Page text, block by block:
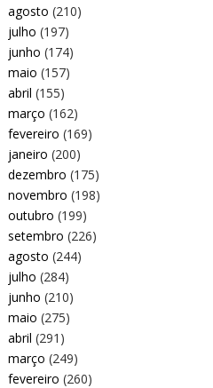
agosto (210)
julho (197)
junho (174)
maio (157)
abril (155)
março (162)
fevereiro (169)
janeiro (200)
dezembro (175)
novembro (198)
outubro (199)
setembro (226)
agosto (244)
julho (284)
junho (210)
maio (275)
abril (291)
março (249)
fevereiro (260)